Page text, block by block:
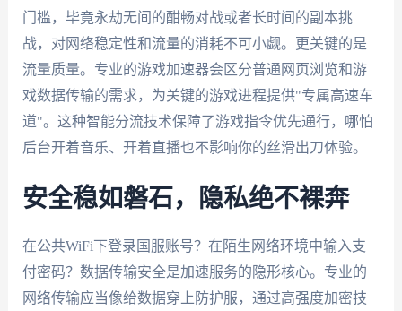
门槛，毕竟永劫无间的酣畅对战或者长时间的副本挑
战，对网络稳定性和流量的消耗不可小觑。更关键的是
流量质量。专业的游戏加速器会区分普通网页浏览和游
戏数据传输的需求，为关键的游戏进程提供"专属高速车
道"。这种智能分流技术保障了游戏指令优先通行，哪怕
后台开着音乐、开着直播也不影响你的丝滑出刀体验。
安全稳如磐石，隐私绝不裸奔
在公共WiFi下登录国服账号？在陌生网络环境中输入支
付密码？数据传输安全是加速服务的隐形核心。专业的
网络传输应当像给数据穿上防护服，通过高强度加密技